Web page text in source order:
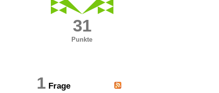
31
Punkte
1 Frage